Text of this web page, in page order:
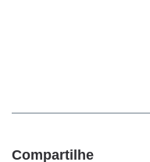
Compartilhe